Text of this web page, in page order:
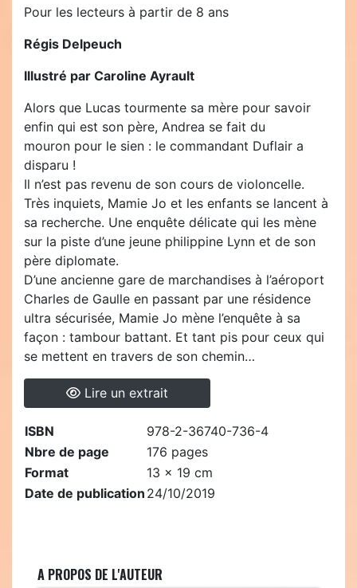
Pour les lecteurs à partir de 8 ans
Régis Delpeuch
Illustré par Caroline Ayrault
Alors que Lucas tourmente sa mère pour savoir
enfin qui est son père, Andrea se fait du
mouron pour le sien : le commandant Duflair a
disparu !
Il n’est pas revenu de son cours de violoncelle.
Très inquiets, Mamie Jo et les enfants se lancent à
sa recherche. Une enquête délicate qui les mène
sur la piste d’une jeune philippine Lynn et de son
père diplomate.
D’une ancienne gare de marchandises à l’aéroport
Charles de Gaulle en passant par une résidence
ultra sécurisée, Mamie Jo mène l’enquête à sa
façon : tambour battant. Et tant pis pour ceux qui
se mettent en travers de son chemin…
Lire un extrait
ISBN
978-2-36740-736-4
Nbre de page
176 pages
Format
13 x 19 cm
Date de publication 24/10/2019
A PROPOS DE L'AUTEUR